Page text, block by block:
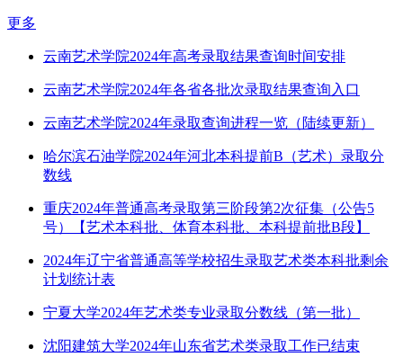
更多
云南艺术学院2024年高考录取结果查询时间安排
云南艺术学院2024年各省各批次录取结果查询入口
云南艺术学院2024年录取查询进程一览（陆续更新）
哈尔滨石油学院2024年河北本科提前B（艺术）录取分
数线
重庆2024年普通高考录取第三阶段第2次征集（公告5
号）【艺术本科批、体育本科批、本科提前批B段】
2024年辽宁省普通高等学校招生录取艺术类本科批剩余
计划统计表
宁夏大学2024年艺术类专业录取分数线（第一批）
沈阳建筑大学2024年山东省艺术类录取工作已结束